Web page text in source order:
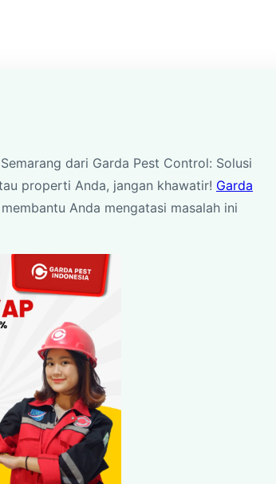
dari Garda Pest Control: Solusi
properti Anda, jangan khawatir! Garda
Anda mengatasi masalah ini